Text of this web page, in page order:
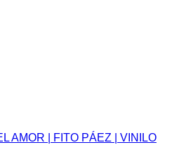
AMOR | FITO PÁEZ | VINILO